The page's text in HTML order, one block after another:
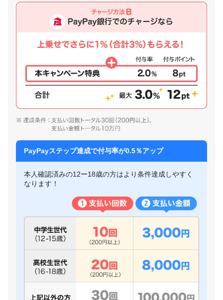
PayPayステップ達成で付与率が0.5％アップ
本人確認済みの12ー18歳の方はより条件達成しやすく
なります！